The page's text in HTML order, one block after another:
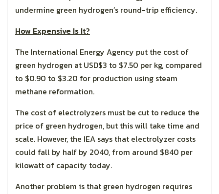
undermine green hydrogen’s round-trip efficiency.
How Expensive Is It?
The International Energy Agency put the cost of
green hydrogen at USD$3 to $7.50 per kg, compared
to $0.90 to $3.20 for production using steam
methane reformation.
The cost of electrolyzers must be cut to reduce the
price of green hydrogen, but this will take time and
scale. However, the IEA says that electrolyzer costs
could fall by half by 2040, from around $840 per
kilowatt of capacity today.
Another problem is that green hydrogen requires